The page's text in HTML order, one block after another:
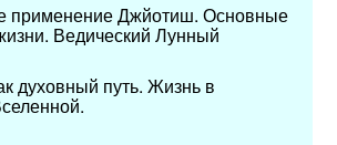
применение Джйотиш. Основные
Ведический Лунный
духовный путь. Жизнь в